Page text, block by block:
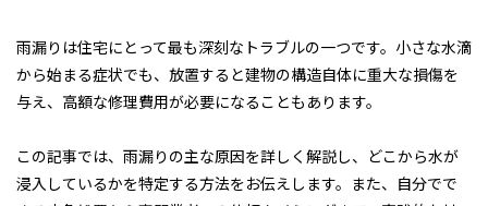
雨漏りは住宅にとって最も深刻なトラブルの一つです。小さな水滴
から始まる症状でも、放置すると建物の構造自体に重大な損傷を
与え、高額な修理費用が必要になることもあります。
この記事では、雨漏りの主な原因を詳しく解説し、どこから水が
浸入しているかを特定する方法をお伝えします。また、自分でで